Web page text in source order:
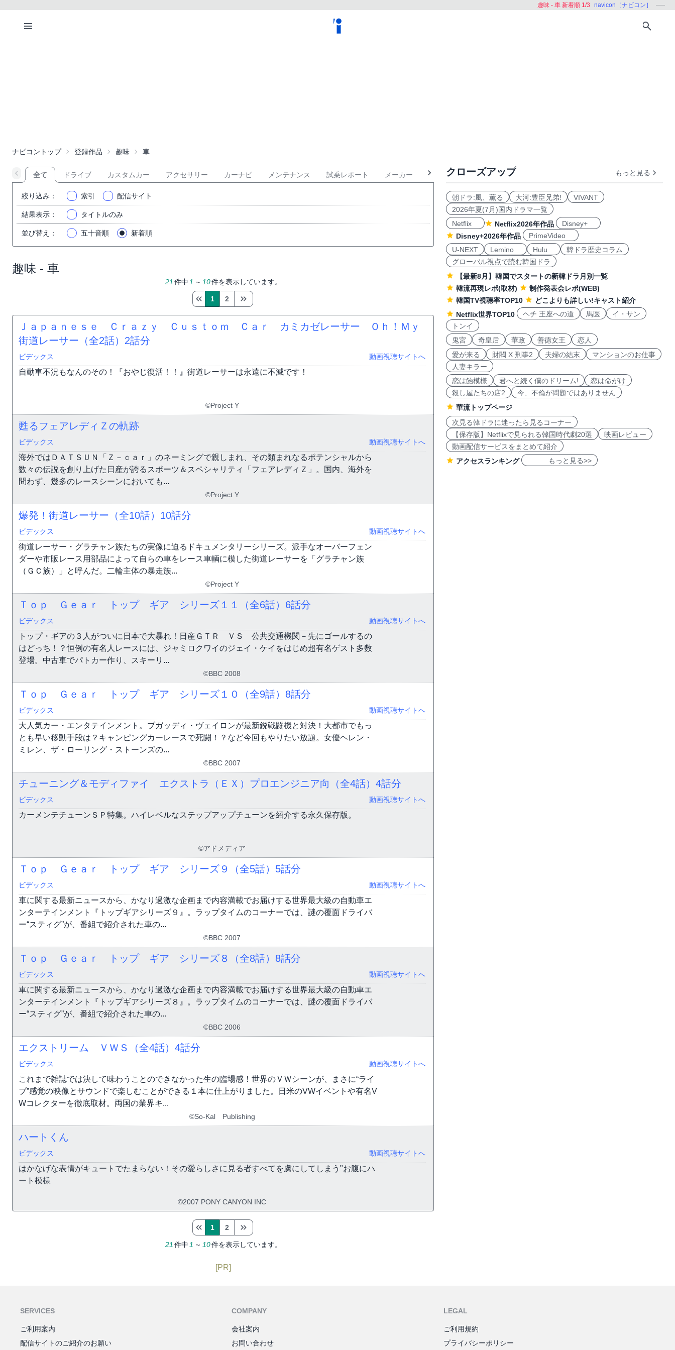
趣味 - 車 新着順 1/3 navicon［ナビコン］
ナビコントップ 登録作品 趣味 車
全て ドライブ カスタムカー アクセサリー カーナビ メンテナンス 試乗レポート メーカー
絞り込み ： 索引 配信サイト
結果表示 ： タイトルのみ
並び替え ： 五十音順 新着順
趣味 - 車
21 件中 1 ～ 10件を表示しています。
1 2
Ｊａｐａｎｅｓｅ Ｃｒａｚｙ Ｃｕｓｔｏｍ Ｃａｒ カミカゼレーサー Ｏｈ！Ｍｙ
街道レーサー（全2話） 2話分
ビデックス 動画視聴サイトへ
自動車不況もなんのその！『おやじ復活！！』街道レーサーは永遠に不滅です！
©Project Y
甦るフェアレディＺの軌跡
ビデックス 動画視聴サイトへ
海外ではＤＡＴＳＵＮ「Ｚ－ｃａｒ」のネーミングで親しまれ、その類まれなるポテンシャルから
数々の伝説を創り上げた日産が誇るスポーツ＆スペシャリティ「フェアレディＺ」。国内、海外を
問わず、幾多のレースシーンにおいても...
©Project Y
爆発！街道レーサー（全10話） 10話分
ビデックス 動画視聴サイトへ
街道レーサー・グラチャン族たちの実像に迫るドキュメンタリーシリーズ。派手なオーバーフェン
ダーや市販レース用部品によって自らの車をレース車輌に模した街道レーサーを「グラチャン族
（ＧＣ族）」と呼んだ。二輪主体の暴走族...
©Project Y
Ｔｏｐ Ｇｅａｒ トップ ギア シリーズ１１（全6話） 6話分
ビデックス 動画視聴サイトへ
トップ・ギアの３人がついに日本で大暴れ！日産ＧＴＲ ＶＳ 公共交通機関－先にゴールするの
はどっち！？恒例の有名人レースには、ジャミロクワイのジェイ・ケイをはじめ超有名ゲスト多数
登場。中古車でパトカー作り、スキーリ...
©BBC 2008
Ｔｏｐ Ｇｅａｒ トップ ギア シリーズ１０（全9話） 8話分
ビデックス 動画視聴サイトへ
大人気カー・エンタテインメント。ブガッディ・ヴェイロンが最新鋭戦闘機と対決！大都市でもっ
とも早い移動手段は？キャンピングカーレースで死闘！？など今回もやりたい放題。女優ヘレン・
ミレン、ザ・ローリング・ストーンズの...
©BBC 2007
チューニング＆モディファイ エクストラ（ＥＸ）プロエンジニア向（全4話） 4話分
ビデックス 動画視聴サイトへ
カーメンテチューンＳＰ特集。ハイレベルなステップアップチューンを紹介する永久保存版。
©アドメディア
Ｔｏｐ Ｇｅａｒ トップ ギア シリーズ９（全5話） 5話分
ビデックス 動画視聴サイトへ
車に関する最新ニュースから、かなり過激な企画まで内容満載でお届けする世界最大級の自動車エ
ンターテインメント『トップギアシリーズ９』。ラップタイムのコーナーでは、謎の覆面ドライバ
ー“スティグ”が、番組で紹介された車の...
©BBC 2007
Ｔｏｐ Ｇｅａｒ トップ ギア シリーズ８（全8話） 8話分
ビデックス 動画視聴サイトへ
車に関する最新ニュースから、かなり過激な企画まで内容満載でお届けする世界最大級の自動車エ
ンターテインメント『トップギアシリーズ８』。ラップタイムのコーナーでは、謎の覆面ドライバ
ー“スティグ”が、番組で紹介された車の...
©BBC 2006
エクストリーム ＶＷＳ（全4話） 4話分
ビデックス 動画視聴サイトへ
これまで雑誌では決して味わうことのできなかった生の臨場感！世界のＶＷシーンが、まさに“ライ
ブ”感覚の映像とサウンドで楽しむことができる１本に仕上がりました。日米のVWイベントや有名V
Wコレクターを徹底取材。両国の業界キ...
©So-Kal Publishing
ハートくん
ビデックス 動画視聴サイトへ
はかなげな表情がキュートでたまらない！その愛らしさに見る者すべてを虜にしてしまう"お腹にハ
ート模様
©2007 PONY CANYON INC
21 件中 1 ～ 10件を表示しています。
1 2
[PR]
クローズアップ もっと見る
朝ドラ:風、薫る 大河:豊臣兄弟!
VIVANT
2026年夏(7月)国内ドラマ一覧
Netflix
Netflix2026年作品
Disney+
Disney+2026年作品
PrimeVideo
U-NEXT
Lemino Hulu
韓ドラ歴史コラム
グローバル視点で読む韓国ドラ
【最新8月】韓国でスタートの新韓ドラ月別一覧
韓流再現レポ(取材)
制作発表会レポ(WEB)
韓国TV視聴率TOP10
どこよりも詳しい!キャスト紹介
Netflix世界TOP10
ヘチ 王座への道 馬医
イ・サン
トンイ
鬼宮
奇皇后 華政 善徳女王
恋人
愛が来る
財閥 X 刑事2 夫婦の結末
マンションのお仕事
人妻キラー
恋は飴模様
君へと続く僕のドリーム!
恋は命がけ
殺し屋たちの店2
今、不倫が問題ではありません
華流トップページ
次見る韓ドラに迷ったら見るコーナー
【保存版】Netflixで見られる韓国時代劇20選
映画レビュー
動画配信サービスをまとめて紹介
アクセスランキング
もっと見る>>
SERVICES
ご利用案内
配信サイトのご紹介のお願い
COMPANY
会社案内
お問い合わせ
LEGAL
ご利用規約
プライバシーポリシー